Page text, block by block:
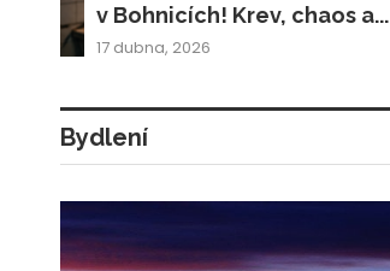
v Bohnicích! Krev, chaos a...
17 dubna, 2026
Bydlení